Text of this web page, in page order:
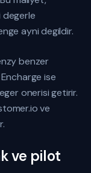
ayni degildir.
benzer
ise
onerisi getirir.
ve
ve pilot